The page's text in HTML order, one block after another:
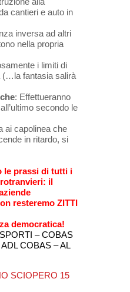
cantieri e auto in
inversa ad altri
nella propria
i limiti di
(…la fantasia salirà
: Effettueranno
secondo le
ai capolinea che
in ritardo, si
le prassi di tutti i
il
resteremo ZITTI
democratica!
– COBAS
COBAS – AL
SCIOPERO 15